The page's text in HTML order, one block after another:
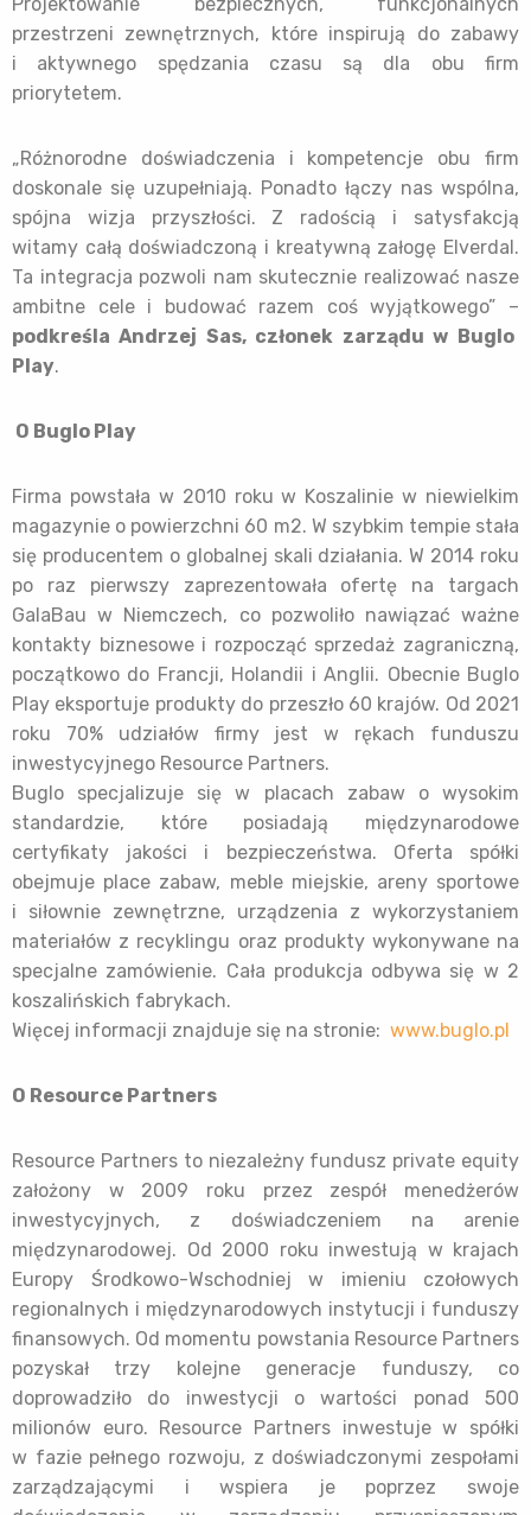
przestrzeni zewnętrznych, które inspirują do zabawy
i aktywnego spędzania czasu są dla obu firm
priorytetem.
„Różnorodne doświadczenia i kompetencje obu firm
doskonale się uzupełniają. Ponadto łączy nas wspólna,
spójna wizja przyszłości. Z radością i satysfakcją
witamy całą doświadczoną i kreatywną załogę Elverdal.
Ta integracja pozwoli nam skutecznie realizować nasze
ambitne cele i budować razem coś wyjątkowego” –
podkreśla Andrzej Sas, członek zarządu w Buglo
Play.
O Buglo Play
Firma powstała w 2010 roku w Koszalinie w niewielkim
magazynie o powierzchni 60 m2. W szybkim tempie stała
się producentem o globalnej skali działania. W 2014 roku
po raz pierwszy zaprezentowała ofertę na targach
GalaBau w Niemczech, co pozwoliło nawiązać ważne
kontakty biznesowe i rozpocząć sprzedaż zagraniczną,
początkowo do Francji, Holandii i Anglii. Obecnie Buglo
Play eksportuje produkty do przeszło 60 krajów. Od 2021
roku 70% udziałów firmy jest w rękach funduszu
inwestycyjnego Resource Partners.
Buglo specjalizuje się w placach zabaw o wysokim
standardzie, które posiadają międzynarodowe
certyfikaty jakości i bezpieczeństwa. Oferta spółki
obejmuje place zabaw, meble miejskie, areny sportowe
i siłownie zewnętrzne, urządzenia z wykorzystaniem
materiałów z recyklingu oraz produkty wykonywane na
specjalne zamówienie. Cała produkcja odbywa się w 2
koszalińskich fabrykach.
Więcej informacji znajduje się na stronie: www.buglo.pl
O Resource Partners
Resource Partners to niezależny fundusz private equity
założony w 2009 roku przez zespół menedżerów
inwestycyjnych, z doświadczeniem na arenie
międzynarodowej. Od 2000 roku inwestują w krajach
Europy Środkowo-Wschodniej w imieniu czołowych
regionalnych i międzynarodowych instytucji i funduszy
finansowych. Od momentu powstania Resource Partners
pozyskał trzy kolejne generacje funduszy, co
doprowadziło do inwestycji o wartości ponad 500
milionów euro. Resource Partners inwestuje w spółki
w fazie pełnego rozwoju, z doświadczonymi zespołami
zarządzającymi i wspiera je poprzez swoje